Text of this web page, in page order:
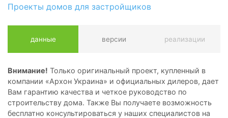
Проекты домов для застройщиков
данные версии реализации
Внимание! Только оригинальный проект, купленный в
компании «Архон Украина» и официальных дилеров, дает
Вам гарантию качества и четкое руководство по
строительству дома. Также Вы получаете возможность
бесплатно консультироваться у наших специалистов на